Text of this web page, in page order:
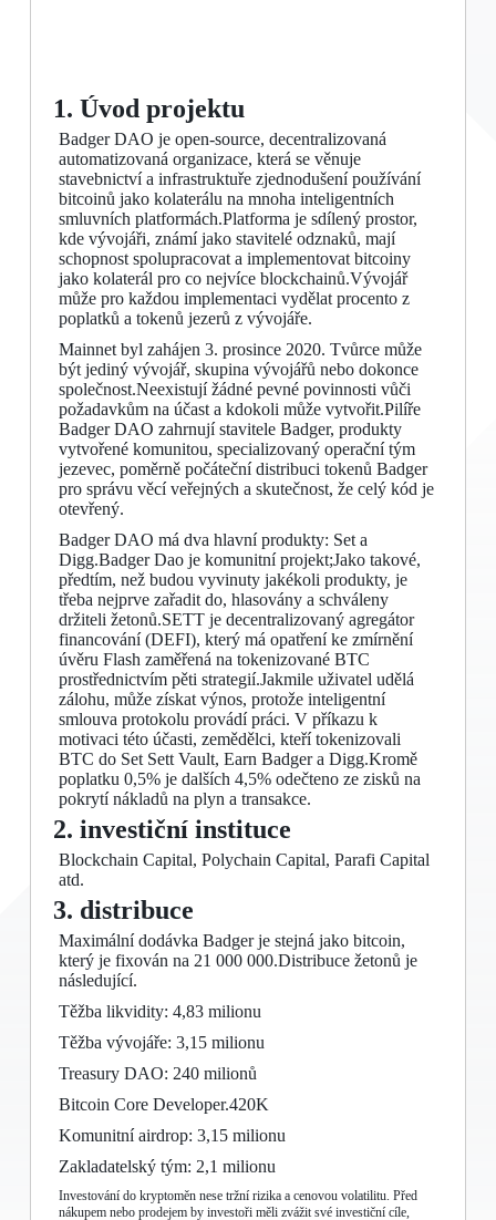
1. Úvod projektu
Badger DAO je open-source, decentralizovaná
automatizovaná organizace, která se věnuje
stavebnictví a infrastruktuře zjednodušení používání
bitcoinů jako kolaterálu na mnoha inteligentních
smluvních platformách.Platforma je sdílený prostor,
kde vývojáři, známí jako stavitelé odznaků, mají
schopnost spolupracovat a implementovat bitcoiny
jako kolaterál pro co nejvíce blockchainů.Vývojář
může pro každou implementaci vydělat procento z
poplatků a tokenů jezerů z vývojáře.
Mainnet byl zahájen 3. prosince 2020. Tvůrce může
být jediný vývojář, skupina vývojářů nebo dokonce
společnost.Neexistují žádné pevné povinnosti vůči
požadavkům na účast a kdokoli může vytvořit.Pilíře
Badger DAO zahrnují stavitele Badger, produkty
vytvořené komunitou, specializovaný operační tým
jezevec, poměrně počáteční distribuci tokenů Badger
pro správu věcí veřejných a skutečnost, že celý kód je
otevřený.
Badger DAO má dva hlavní produkty: Set a
Digg.Badger Dao je komunitní projekt;Jako takové,
předtím, než budou vyvinuty jakékoli produkty, je
třeba nejprve zařadit do, hlasovány a schváleny
držiteli žetonů.SETT je decentralizovaný agregátor
financování (DEFI), který má opatření ke zmírnění
úvěru Flash zaměřená na tokenizované BTC
prostřednictvím pěti strategií.Jakmile uživatel udělá
zálohu, může získat výnos, protože inteligentní
smlouva protokolu provádí práci. V příkazu k
motivaci této účasti, zemědělci, kteří tokenizovali
BTC do Set Sett Vault, Earn Badger a Digg.Kromě
poplatku 0,5% je dalších 4,5% odečteno ze zisků na
pokrytí nákladů na plyn a transakce.
2. investiční instituce
Blockchain Capital, Polychain Capital, Parafi Capital
atd.
3. distribuce
Maximální dodávka Badger je stejná jako bitcoin,
který je fixován na 21 000 000.Distribuce žetonů je
následující.
Těžba likvidity: 4,83 milionu
Těžba vývojáře: 3,15 milionu
Treasury DAO: 240 milionů
Bitcoin Core Developer.420K
Komunitní airdrop: 3,15 milionu
Zakladatelský tým: 2,1 milionu
Investování do kryptoměn nese tržní rizika a cenovou volatilitu. Před
nákupem nebo prodejem by investoři měli zvážit své investiční cíle,